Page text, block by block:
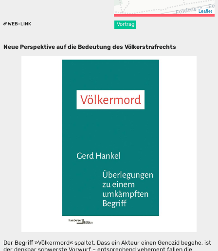
Leaflet
WEB-LINK Vortrag
Neue Perspektive auf die Bedeutung des Völkerstrafrechts
Der Begriff »Völkermord« spaltet. Dass ein Akteur einen Genozid begehe, ist
der denkbar schwerste Vorwurf – entsprechend vehement fallen die